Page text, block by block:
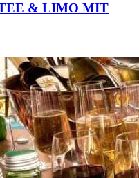
& LIMO MIT